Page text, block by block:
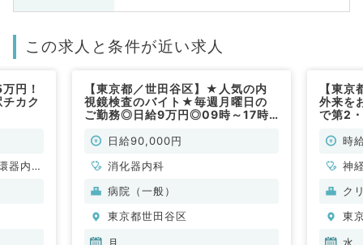
この求人と条件が近い求人
円！
カク
器内
【東京都／世田谷区】★人気の内
視鏡検査のバイト★毎週月曜日の
ご勤務◎日給9万円◎09時～17時
内科／非常勤）
日給90,000円
消化器内科
病院（一般）
東京都世田谷区
月
【東
外来を
で第2
勤）時
神
環
科
科
ク
東
水